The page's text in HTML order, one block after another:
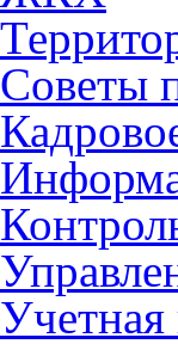
Советы
Учетная